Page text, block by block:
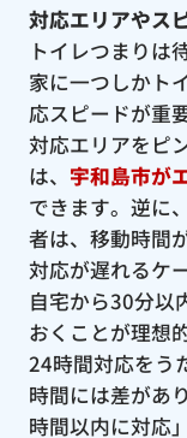
対応エリアやス
トイレつまりは
家に一つしかト
応スピードが重
対応エリアをピ
は、 宇和島市が
できます。逆に
者は、移動時間
対応が遅れるケ
自宅から30分以
おくことが理想
24時間対応をう
時間には差があ
時間以内に対応